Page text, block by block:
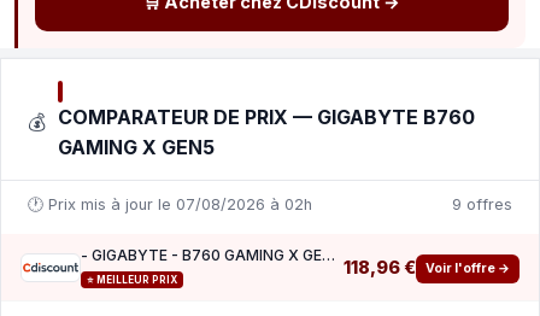
💰 COMPARATEUR DE PRIX — GIGABYTE B760
GAMING X GEN5
🕐 Prix mis à jour le 07/08/2026 à 02h 9 offres
- GIGABYTE - B760 GAMING X GEN5 - Format ATX - Chipset Intel B760 - PCIe 5.0
⭐ MEILLEUR PRIX
118,96 € Voir l'offre →